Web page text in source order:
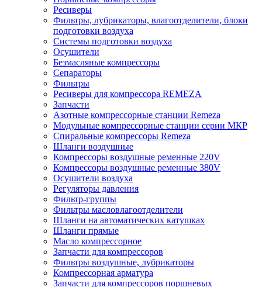
Ресиверы
Фильтры, лубрикаторы, влагоотделители, блоки
подготовки воздуха
Системы подготовки воздуха
Осушители
Безмасляные компрессоры
Сепараторы
Фильтры
Ресиверы для компрессора REMEZA
Запчасти
Азотные компрессорные станции Remeza
Модульные компрессорные станции серии МКР
Спиральные компрессоры Remeza
Шланги воздушные
Компрессоры воздушные ременные 220V
Компрессоры воздушные ременные 380V
Осушители воздуха
Регуляторы давления
Фильтр-группы
Фильтры масловлагоотделители
Шланги на автоматических катушках
Шланги прямые
Масло компрессорное
Запчасти для компрессоров
Фильтры воздушные, лубрикаторы
Компрессорная арматура
Запчасти для компрессоров поршневых